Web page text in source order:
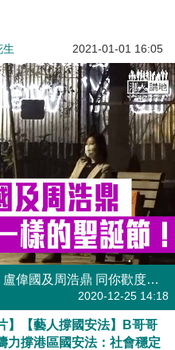
生 2021-01-01 16:05
【短片】【疫下聖誕】鄺美雲、盧偉國及周浩鼎 同你歡度不一樣的聖誕節！
2020-12-25 14:18
】【藝人撐國安法】B哥哥
力撐港區國安法：社會穩定